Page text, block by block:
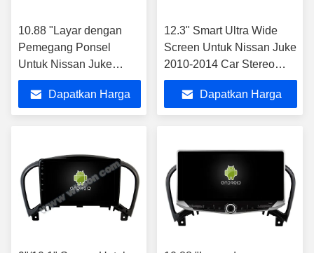
10.88 "Layar dengan
Pemegang Ponsel
Untuk Nissan Juke
2010-2014 Multimedia
StereoDapatkan Harga
12.3" Smart Ultra Wide
Screen Untuk Nissan Juke
2010-2014 Car Stereo
Player
Dapatkan Harga